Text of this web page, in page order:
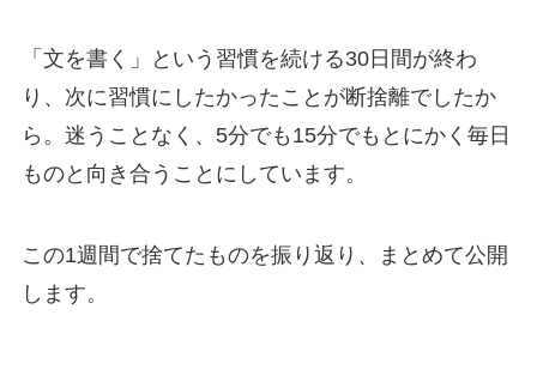
「文を書く」という習慣を続ける30日間が終わ
り、次に習慣にしたかったことが断捨離でしたか
ら。迷うことなく、5分でも15分でもとにかく毎日
ものと向き合うことにしています。
この1週間で捨てたものを振り返り、まとめて公開
します。